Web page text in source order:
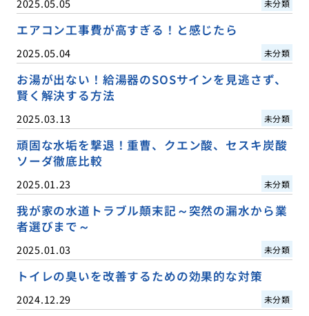
未分類
エアコン工事費が高すぎる！と感じたら
2025.05.04 未分類
お湯が出ない！給湯器のSOSサインを見逃さず、
賢く解決する方法
2025.03.13 未分類
頑固な水垢を撃退！重曹、クエン酸、セスキ炭酸
ソーダ徹底比較
2025.01.23 未分類
我が家の水道トラブル顛末記～突然の漏水から業
者選びまで～
2025.01.03 未分類
トイレの臭いを改善するための効果的な対策
2024.12.29 未分類